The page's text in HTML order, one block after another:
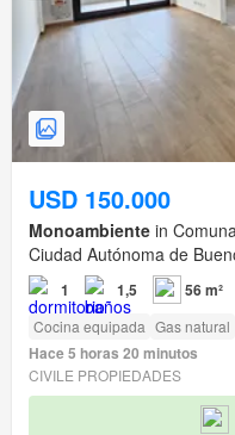
USD 150.000
Monoambiente in
Ciudad Autónoma de
1 1,5 56 m²
Cocina equipada Gas natural
Hace 5 horas 20 minutos
CIVILE PROPIEDADES